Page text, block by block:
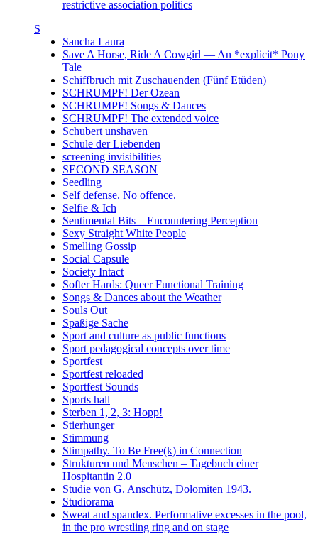
restrictive association politics
S
Sancha Laura
Save A Horse, Ride A Cowgirl — An *explicit* Pony
Tale
Schiffbruch mit Zuschauenden (Fünf Etüden)
SCHRUMPF! Der Ozean
SCHRUMPF! Songs & Dances
SCHRUMPF! The extended voice
Schubert unshaven
Schule der Liebenden
screening invisibilities
SECOND SEASON
Seedling
Self defense. No offence.
Selfie & Ich
Sentimental Bits – Encountering Perception
Sexy Straight White People
Smelling Gossip
Social Capsule
Society Intact
Softer Hards: Queer Functional Training
Songs & Dances about the Weather
Souls Out
Spaßige Sache
Sport and culture as public functions
Sport pedagogical concepts over time
Sportfest
Sportfest reloaded
Sportfest Sounds
Sports hall
Sterben 1, 2, 3: Hopp!
Stierhunger
Stimmung
Stimpathy. To Be Free(k) in Connection
Strukturen und Menschen – Tagebuch einer
Hospitantin 2.0
Studie von G. Anschütz, Dolomiten 1943.
Studiorama
Sweat and spandex. Performative excesses in the pool,
in the pro wrestling ring and on stage